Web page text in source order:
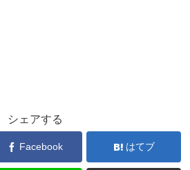
シェアする
Facebook はてブ